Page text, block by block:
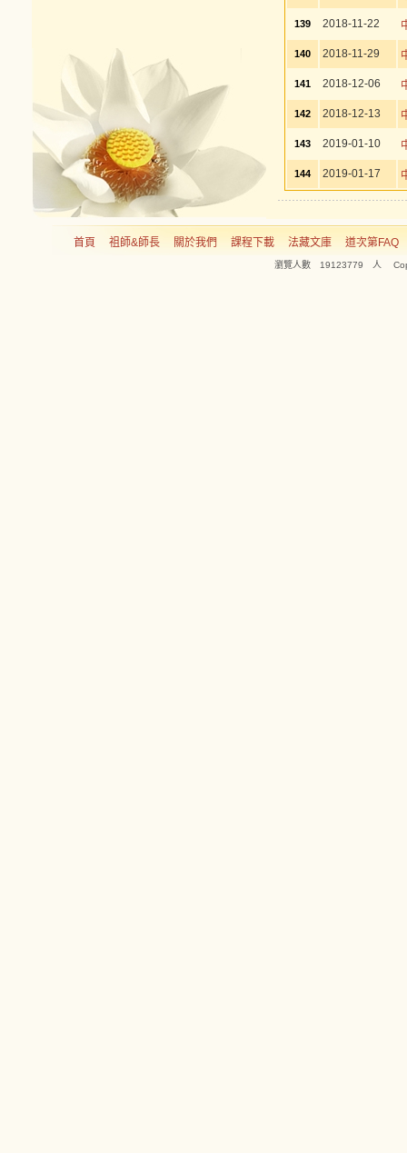
139 2018-11-22
140 2018-11-29
141 2018-12-06
142 2018-12-13
143 2019-01-10
144 2019-01-17
首頁 祖師&師長 關於我們 課程下載 法藏文庫 道次第FAQ
瀏覽人數 19123779 人